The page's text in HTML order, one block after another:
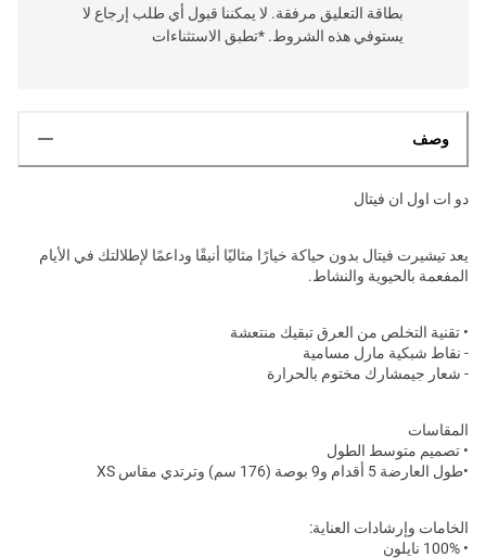
بطاقة التعليق مرفقة. لا يمكننا قبول أي طلب إرجاع لا
يستوفي هذه الشروط. *تطبق الاستثناءات
وصف
دو ات اول ان فيتال
يعد تيشيرت فيتال بدون حياكة خيارًا مثاليًا أنيقًا وداعمًا لإطلالتك في الأيام
المفعمة بالحيوية والنشاط.
• تقنية التخلص من العرق تبقيك منتعشة
- نقاط شبكية مارل مسامية
- شعار جيمشارك مختوم بالحرارة
المقاسات
• تصميم متوسط الطول
•طول العارضة 5 أقدام و9 بوصة (176 سم) وترتدي مقاس XS
الخامات وإرشادات العناية:
• 100% نايلون